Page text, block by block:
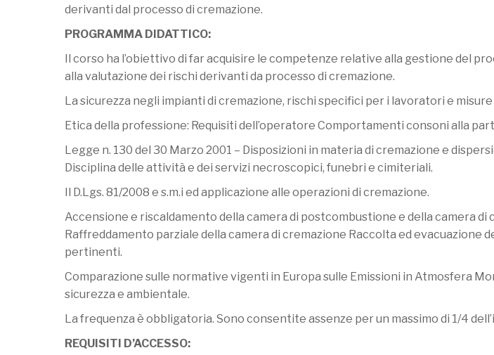
derivanti dal processo di cremazione.
PROGRAMMA DIDATTICO:
Il corso ha l’obiettivo di far acquisire le competenze relative alla gestione del
alla valutazione dei rischi derivanti da processo di cremazione.
La sicurezza negli impianti di cremazione, rischi specifici per i lavoratori e
Etica della professione: Requisiti dell’operatore Comportamenti consoni alla
Legge n. 130 del 30 Marzo 2001 – Disposizioni in materia di cremazione e
Disciplina delle attività e dei servizi necroscopici, funebri e cimiteriali.
Il D.Lgs. 81/2008 e s.m.i ed applicazione alle operazioni di cremazione.
Accensione e riscaldamento della camera di postcombustione e della camera
Raffreddamento parziale della camera di cremazione Raccolta ed
pertinenti.
Comparazione sulle normative vigenti in Europa sulle Emissioni in Atmosfera
sicurezza e ambientale.
La frequenza è obbligatoria. Sono consentite assenze per un massimo di 1/4
REQUISITI D’ACCESSO: